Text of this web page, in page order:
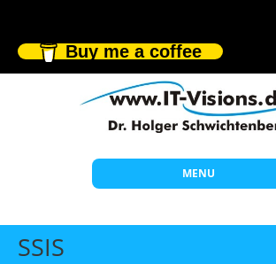
Buy me a coffee
MENU
Start
SSIS